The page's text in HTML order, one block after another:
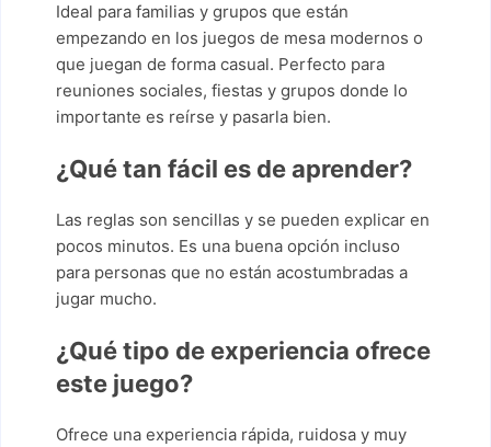
Ideal para familias y grupos que están
empezando en los juegos de mesa modernos o
que juegan de forma casual. Perfecto para
reuniones sociales, fiestas y grupos donde lo
importante es reírse y pasarla bien.
¿Qué tan fácil es de aprender?
Las reglas son sencillas y se pueden explicar en
pocos minutos. Es una buena opción incluso
para personas que no están acostumbradas a
jugar mucho.
¿Qué tipo de experiencia ofrece
este juego?
Ofrece una experiencia rápida, ruidosa y muy